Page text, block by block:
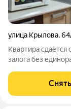
улица Крылова,
Квартира сдаётся
залога без единоразовой комиссии с поддержкой от наших
вам квартиру
так же детально,
Снять